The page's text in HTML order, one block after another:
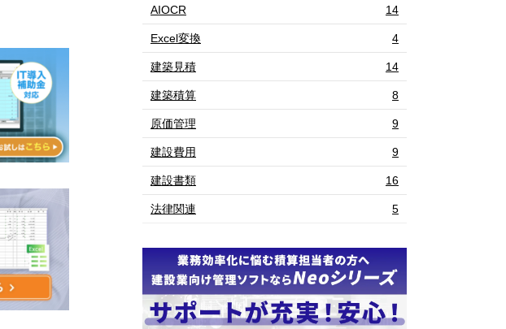
AIOCR 14
Excel変換 4
建築見積 14
建築積算 8
原価管理 9
建設費用 9
建設書類 16
法律関連 5